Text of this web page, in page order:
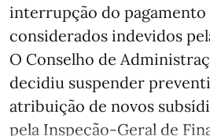
interrupção do pagamento
considerados indevidos
O Conselho de
decidiu suspender
atribuição de novos
pela Inspeção-Geral de